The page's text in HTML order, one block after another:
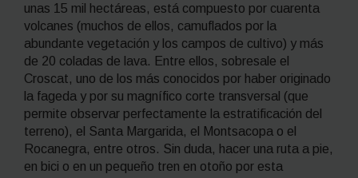
unas 15 mil hectáreas, está compuesto por cuarenta
volcanes (muchos de ellos, camuflados por la
abundante vegetación y los campos de cultivo) y más
de 20 coladas de lava. Entre ellos, sobresale el
Croscat, uno de los más conocidos por haber originado
la fageda y por su magnífico corte transversal (que
permite observar perfectamente la estratificación del
terreno), el Santa Margarida, el Montsacopa o el
Rocanegra, entre otros. Sin duda, hacer una ruta a pie,
en bici o en un pequeño tren en otoño por esta